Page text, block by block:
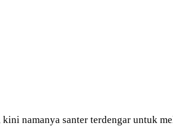
namanya santer terdengar untuk